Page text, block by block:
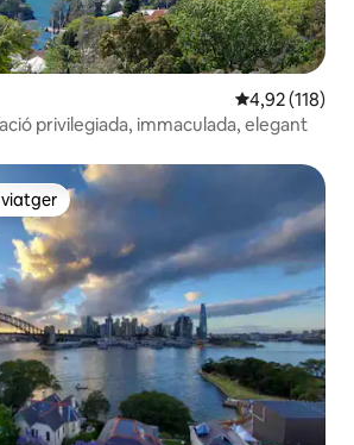
4,92 de
4,92 (118)
privilegiada, immaculada, elegant
viatger